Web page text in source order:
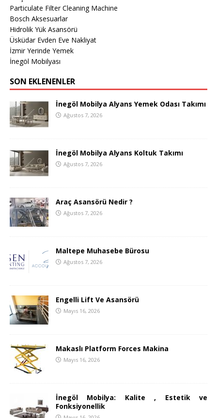
Particulate Filter Cleaning Machine
Bosch Aksesuarlar
Hidrolik Yük Asansörü
Üsküdar Evden Eve Nakliyat
İzmir Yerinde Yemek
İnegöl Mobilyası
SON EKLENENLER
İnegöl Mobilya Alyans Yemek Odası Takımı
Ağustos 7, 2026
İnegöl Mobilya Alyans Koltuk Takımı
Ağustos 7, 2026
Araç Asansörü Nedir ?
Ağustos 7, 2026
Maltepe Muhasebe Bürosu
Ağustos 7, 2026
Engelli Lift Ve Asansörü
Mayıs 16, 2026
Makaslı Platform Forces Makina
Mayıs 16, 2026
İnegöl Mobilya: Kalite , Estetik ve
Fonksiyonellik